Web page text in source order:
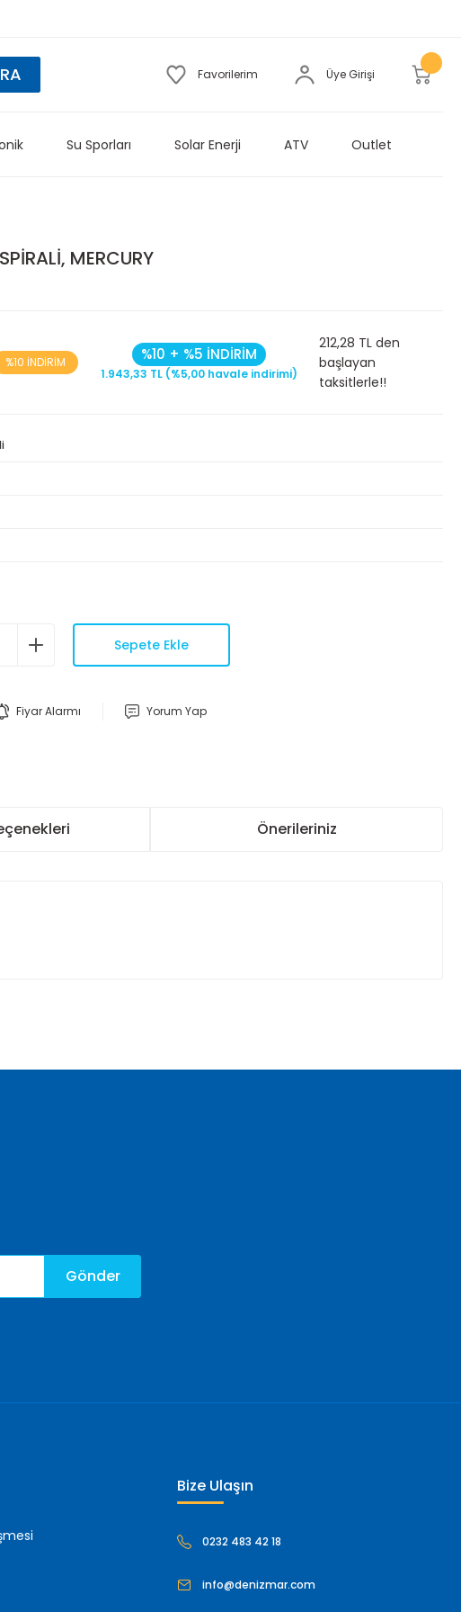
Favorilerim Üye Girişi
Su Sporları Solar Enerji ATV Outlet
MERCURY
%10 İNDİRİM %10 + %5 İNDİRİM
1.943,33 TL (%5,00 havale indirimi)
212,28 TL den
başlayan
taksitlerle!!
Sepete Ekle
Fiyar Alarmı Yorum Yap
Önerileriniz
Gönder
Bize Ulaşın
0232 483 42 18
info@denizmar.com